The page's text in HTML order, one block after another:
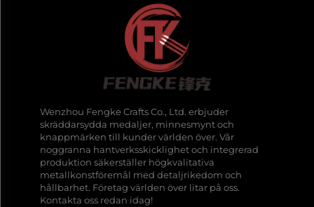
Wenzhou Fengke Crafts Co., Ltd. erbjuder
skräddarsydda medaljer, minnesmynt och
knappmärken till kunder världen över. Vår
noggranna hantverksskicklighet och integrerad
produktion säkerställer högkvalitativa
metallkonstföremål med detaljrikedom och
hållbarhet. Företag världen över litar på oss.
Kontakta oss redan idag!